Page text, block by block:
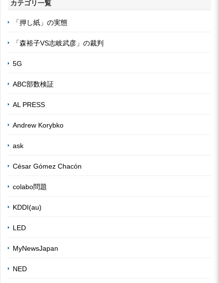
カテゴリ一覧
「押し紙」の実態
「森裕子VS志岐武彦」の裁判
5G
ABC部数検証
AL PRESS
Andrew Korybko
ask
César Gómez Chacón
colabo問題
KDDI(au)
LED
MyNewsJapan
NED